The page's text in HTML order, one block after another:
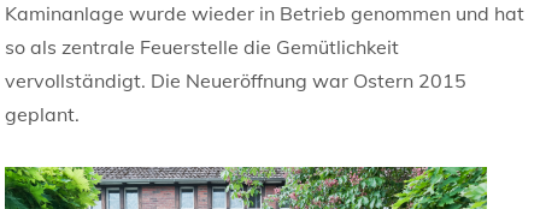
Kaminanlage wurde wieder in Betrieb genommen und hat
so als zentrale Feuerstelle die Gemütlichkeit
vervollständigt. Die Neueröffnung war Ostern 2015
geplant.